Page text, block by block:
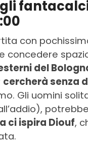
con
concedere
del
cercherà senza
Gli uomini
ci ispira Diouf,